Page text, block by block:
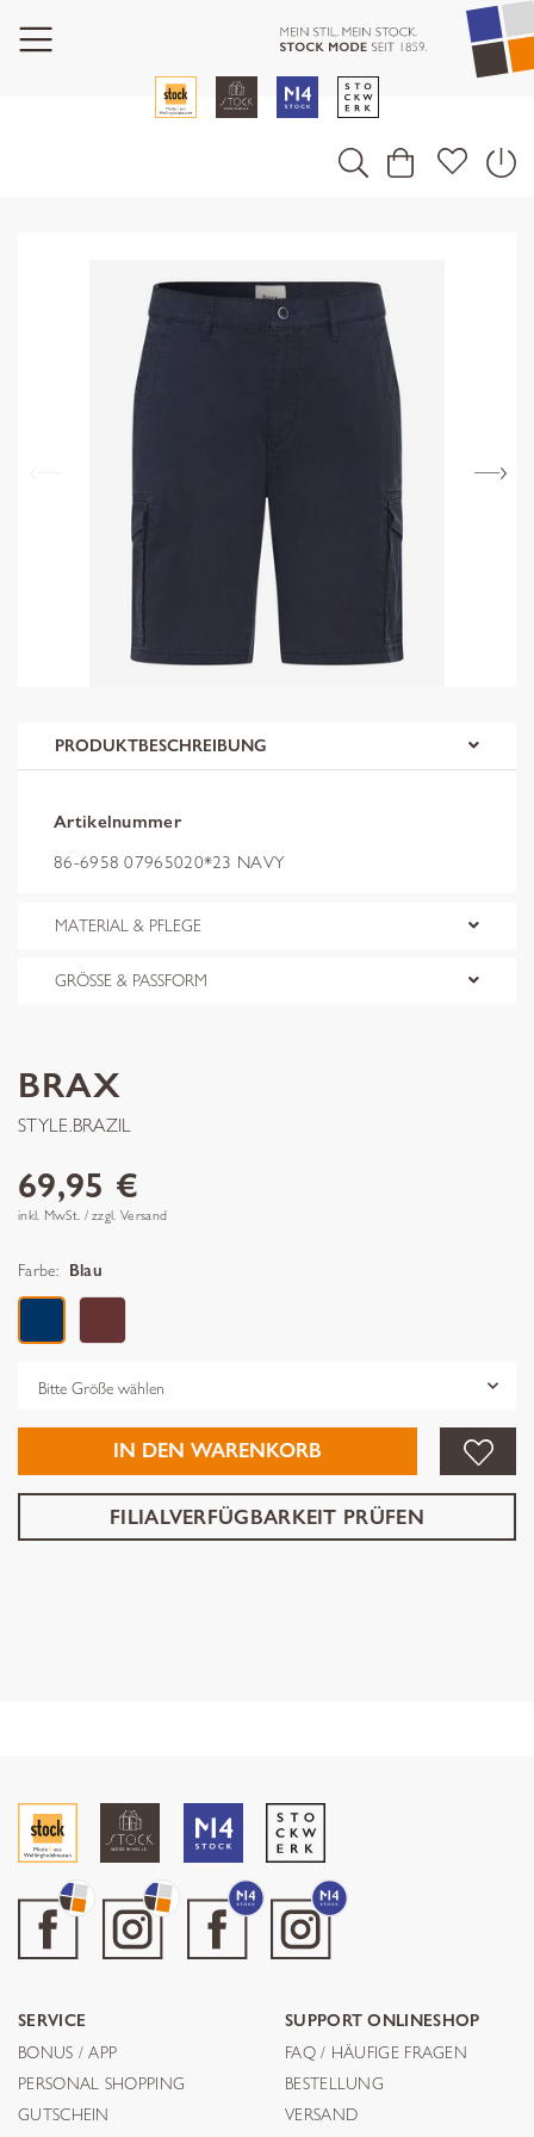
PRODUKTBESCHREIBUNG
Artikelnummer
86-6958 07965020*23 NAVY
MATERIAL & PFLEGE
GRÖSSE & PASSFORM
BRAX
STYLE.BRAZIL
69,95 €
inkl. MwSt. / zzgl. Versand
Farbe: Blau
IN DEN WARENKORB
FILIALVERFÜGBARKEIT PRÜFEN
SERVICE
BONUS / APP
PERSONAL SHOPPING
GUTSCHEIN
SUPPORT ONLINESHOP
FAQ / HÄUFIGE FRAGEN
BESTELLUNG
VERSAND